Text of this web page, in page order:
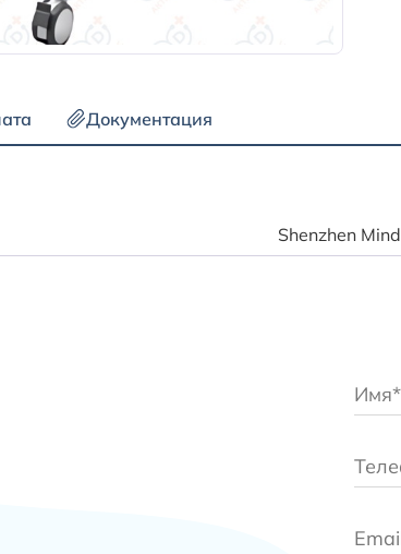
Документация
Shenzhen